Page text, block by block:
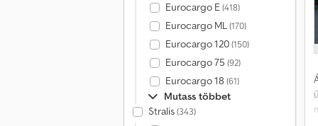
Eurocargo E(418)
Eurocargo ML(170)
Eurocargo 120(150)
Eurocargo 75 (92)
Eurocargo 18 (61)
Mutass többet
Stralis(343)